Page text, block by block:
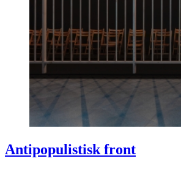
Antipopulistisk front